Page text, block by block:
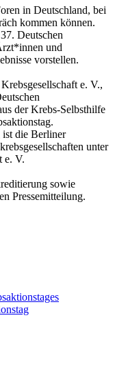
in Deutschland, bei
kommen können.
Deutschen
und
vorstellen.
e. V.,
der Krebs-Selbsthilfe
ist die Berliner
unter
e. V.
sowie
Pressemitteilung.